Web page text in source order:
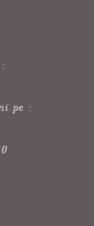
pe :